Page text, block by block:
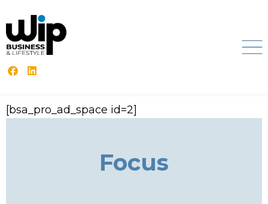
[bsa_pro_ad_space id=2]
Focus